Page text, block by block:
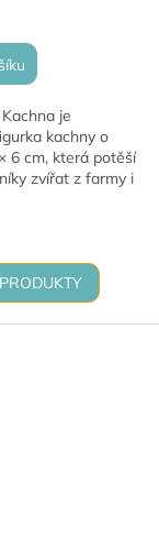
je
kachny o
6 cm, která potěší
zvířat z farmy i